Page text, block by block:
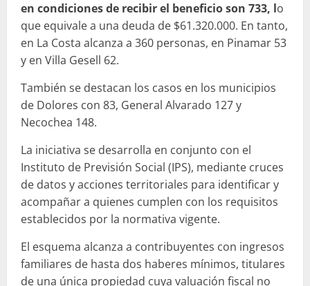
en condiciones de recibir el beneficio son 733, lo
que equivale a una deuda de $61.320.000. En tanto,
en La Costa alcanza a 360 personas, en Pinamar 53
y en Villa Gesell 62.
También se destacan los casos en los municipios
de Dolores con 83, General Alvarado 127 y
Necochea 148.
La iniciativa se desarrolla en conjunto con el
Instituto de Previsión Social (IPS), mediante cruces
de datos y acciones territoriales para identificar y
acompañar a quienes cumplen con los requisitos
establecidos por la normativa vigente.
El esquema alcanza a contribuyentes con ingresos
familiares de hasta dos haberes mínimos, titulares
de una única propiedad cuya valuación fiscal no